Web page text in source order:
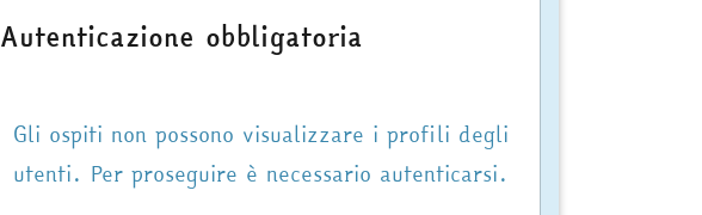
Autenticazione obbligatoria
Gli ospiti non possono visualizzare i profili degli
utenti. Per proseguire è necessario autenticarsi.